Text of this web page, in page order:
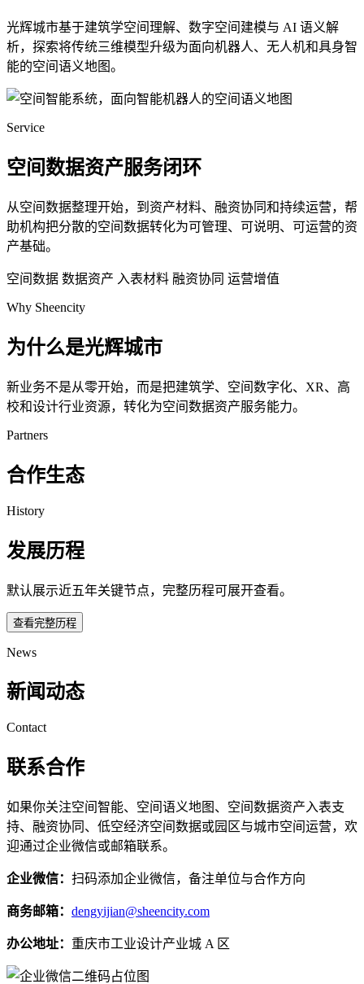
光辉城市基于建筑学空间理解、数字空间建模与 AI 语义解
析，探索将传统三维模型升级为面向机器人、无人机和具身智
能的空间语义地图。
Service
空间数据资产服务闭环
从空间数据整理开始，到资产材料、融资协同和持续运营，帮
助机构把分散的空间数据转化为可管理、可说明、可运营的资
产基础。
空间数据 数据资产 入表材料 融资协同 运营增值
Why Sheencity
为什么是光辉城市
新业务不是从零开始，而是把建筑学、空间数字化、XR、高
校和设计行业资源，转化为空间数据资产服务能力。
Partners
合作生态
History
发展历程
默认展示近五年关键节点，完整历程可展开查看。
查看完整历程
News
新闻动态
Contact
联系合作
如果你关注空间智能、空间语义地图、空间数据资产入表支
持、融资协同、低空经济空间数据或园区与城市空间运营，欢
迎通过企业微信或邮箱联系。
企业微信： 扫码添加企业微信，备注单位与合作方向
商务邮箱： dengyijian@sheencity.com
办公地址： 重庆市工业设计产业城 A 区